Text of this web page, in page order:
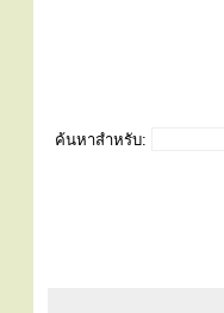
ค้นหาสำหรับ: